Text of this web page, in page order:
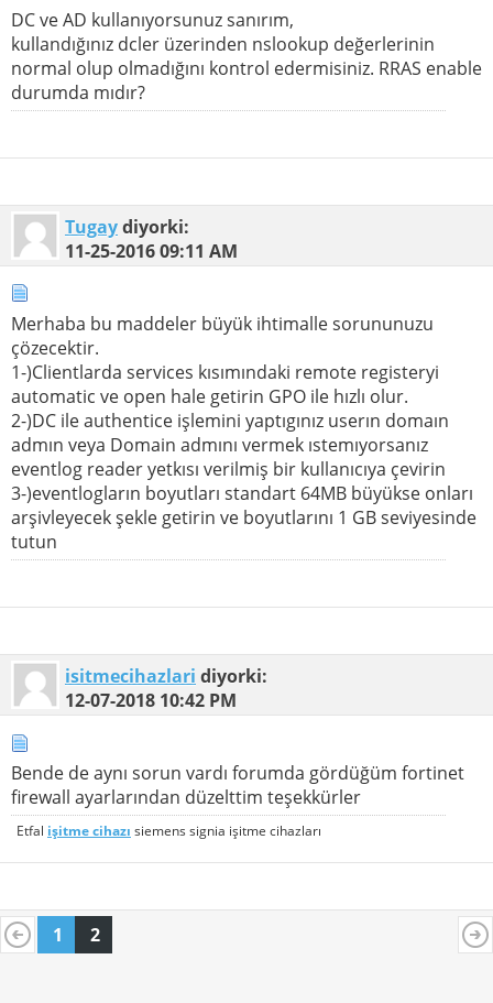
DC ve AD kullanıyorsunuz sanırım,
kullandığınız dcler üzerinden nslookup değerlerinin
normal olup olmadığını kontrol edermisiniz. RRAS enable
durumda mıdır?
Tugaydiyorki:
11-25-201609:11 AM
Merhaba bu maddeler büyük ihtimalle sorununuzu
çözecektir.
1-)Clientlarda services kısımındaki remote registeryi
automatic ve open hale getirin GPO ile hızlı olur.
2-)DC ile authentice işlemini yaptıgınız userın domaın
admın veya Domain admını vermek ıstemıyorsanız
eventlog reader yetkısı verilmiş bir kullanıcıya çevirin
3-)eventlogların boyutları standart 64MB büyükse onları
arşivleyecek şekle getirin ve boyutlarını 1 GB seviyesinde
tutun
isitmecihazlari diyorki:
12-07-2018 10:42 PM
Bende de aynı sorun vardı forumda gördüğüm fortinet
firewall ayarlarından düzelttim teşekkürler
Etfal işitme cihazı siemens signia işitme cihazları
1 2